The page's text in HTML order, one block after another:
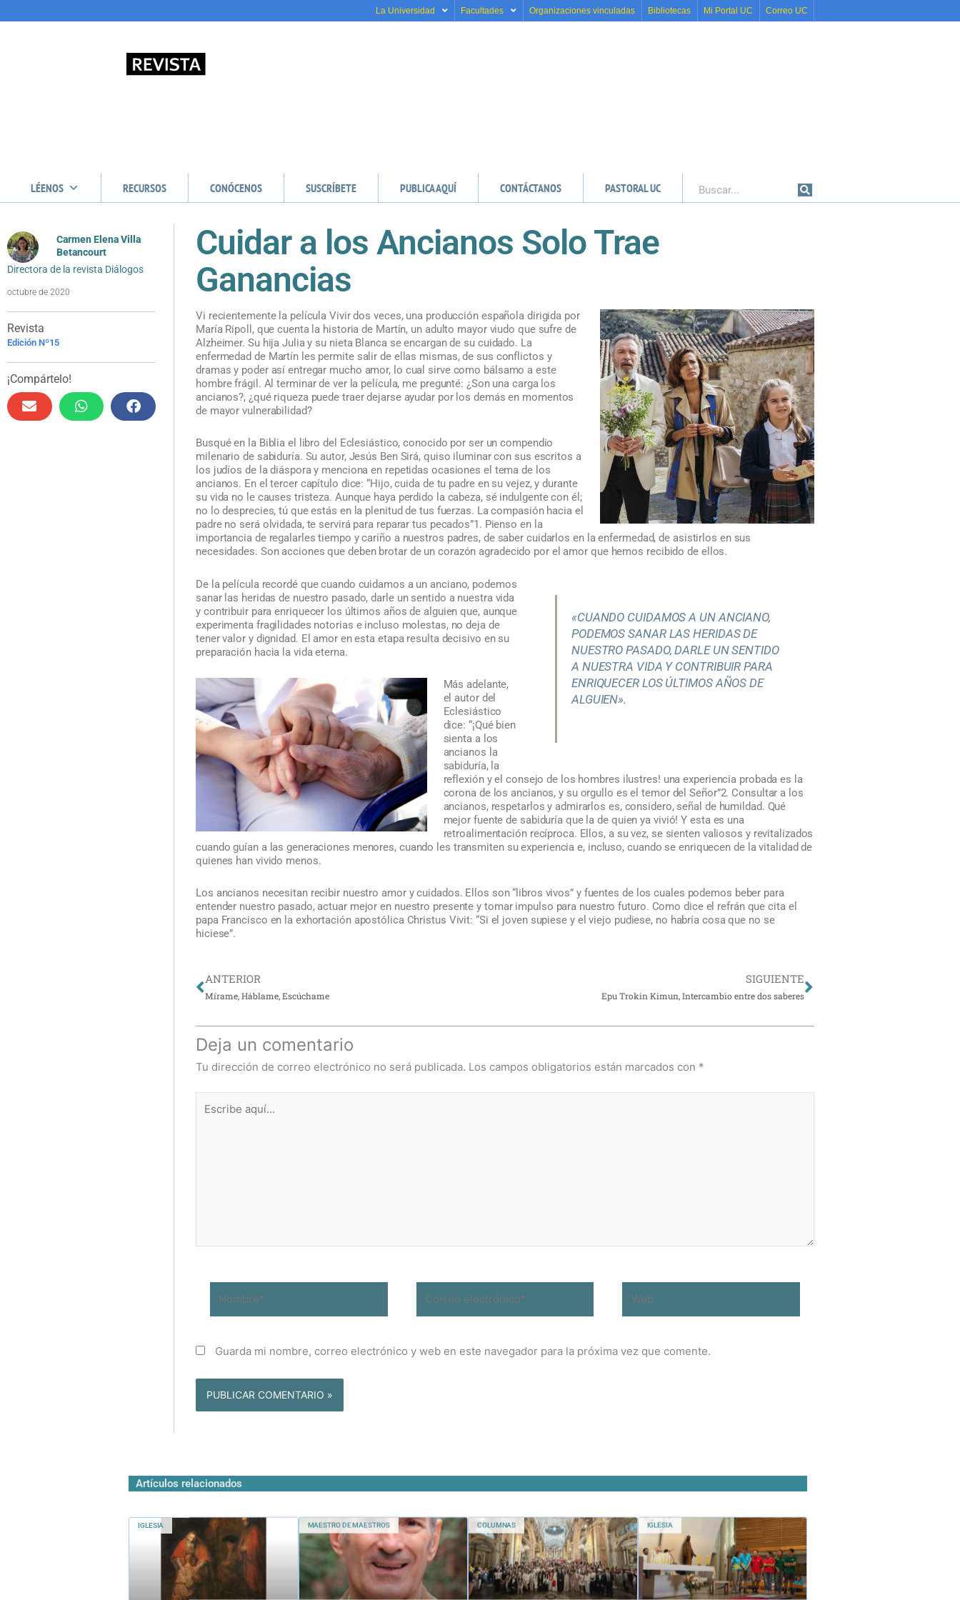
La Universidad Facultades Organizaciones vinculadas Bibliotecas Mi Portal UC Correo UC
LÉENOS RECURSOS CONÓCENOS SUSCRÍBETE PUBLICA AQUÍ CONTÁCTANOS PASTORAL UC Buscar
Carmen Elena Villa
Betancourt
Directora de la revista Diálogos
octubre de 2020
Revista
Edición Nº15
¡Compártelo!
Cuidar a los Ancianos Solo Trae
Ganancias
Vi recientemente la película Vivir dos veces, una producción española dirigida por
María Ripoll, que cuenta la historia de Martín, un adulto mayor viudo que sufre de
Alzheimer. Su hija Julia y su nieta Blanca se encargan de su cuidado. La
enfermedad de Martín les permite salir de ellas mismas, de sus conflictos y
dramas y poder así entregar mucho amor, lo cual sirve como bálsamo a este
hombre frágil. Al terminar de ver la película, me pregunté: ¿Son una carga los
ancianos?, ¿qué riqueza puede traer dejarse ayudar por los demás en momentos
de mayor vulnerabilidad?
Busqué en la Biblia el libro del Eclesiástico, conocido por ser un compendio
milenario de sabiduría. Su autor, Jesús Ben Sirá, quiso iluminar con sus escritos a
los judíos de la diáspora y menciona en repetidas ocasiones el tema de los
ancianos. En el tercer capítulo dice: “Hijo, cuida de tu padre en su vejez, y durante
su vida no le causes tristeza. Aunque haya perdido la cabeza, sé indulgente con él;
no lo desprecies, tú que estás en la plenitud de tus fuerzas. La compasión hacia el
padre no será olvidada, te servirá para reparar tus pecados”1. Pienso en la
importancia de regalarles tiempo y cariño a nuestros padres, de saber cuidarlos en la enfermedad, de asistirlos en sus
necesidades. Son acciones que deben brotar de un corazón agradecido por el amor que hemos recibido de ellos.
«CUANDO CUIDAMOS A UN ANCIANO,
PODEMOS SANAR LAS HERIDAS DE
NUESTRO PASADO, DARLE UN SENTIDO
A NUESTRA VIDA Y CONTRIBUIR PARA
ENRIQUECER LOS ÚLTIMOS AÑOS DE
ALGUIEN».
De la película recordé que cuando cuidamos a un anciano, podemos
sanar las heridas de nuestro pasado, darle un sentido a nuestra vida
y contribuir para enriquecer los últimos años de alguien que, aunque
experimenta fragilidades notorias e incluso molestas, no deja de
tener valor y dignidad. El amor en esta etapa resulta decisivo en su
preparación hacia la vida eterna.
Más adelante,
el autor del
Eclesiástico
dice: “¡Qué bien
sienta a los
ancianos la
sabiduría, la
reflexión y el consejo de los hombres ilustres! una experiencia probada es la
corona de los ancianos, y su orgullo es el temor del Señor”2. Consultar a los
ancianos, respetarlos y admirarlos es, considero, señal de humildad. Qué
mejor fuente de sabiduría que la de quien ya vivió! Y esta es una
retroalimentación recíproca. Ellos, a su vez, se sienten valiosos y revitalizados
cuando guían a las generaciones menores, cuando les transmiten su experiencia e, incluso, cuando se enriquecen de la vitalidad de
quienes han vivido menos.
Los ancianos necesitan recibir nuestro amor y cuidados. Ellos son “libros vivos” y fuentes de los cuales podemos beber para
entender nuestro pasado, actuar mejor en nuestro presente y tomar impulso para nuestro futuro. Como dice el refrán que cita el
papa Francisco en la exhortación apostólica Christus Vivit: “Si el joven supiese y el viejo pudiese, no habría cosa que no se
hiciese”.
Ant
ANTERIOR
Mírame, Háblame, Escúchame
SIGUIENTE
Epu Trokin Kimun, Intercambio entre dos saberes
Siguiente
Deja un comentario
Tu dirección de correo electrónico no será publicada. Los campos obligatorios están marcados con *
aquí...
electrónico*
Guarda mi nombre, correo electrónico y web en este navegador para la próxima vez que comente.
Artículos relacionados
IGLESIA MAESTRO DE MAESTROS COLUMNAS IGLESIA